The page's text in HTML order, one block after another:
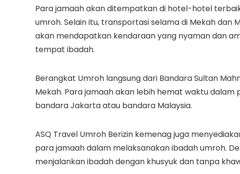
Para jamaah akan ditempatkan di hotel-hotel
umroh. Selain itu, transportasi selama di Mekah dan
akan mendapatkan kendaraan yang nyaman dan
tempat ibadah.
Berangkat Umroh langsung dari Bandara Sultan
Mekah. Para jamaah akan lebih hemat waktu
bandara Jakarta atau bandara Malaysia.
ASQ Travel Umroh Berizin kemenag juga
para jamaah dalam melaksanakan ibadah umroh.
menjalankan ibadah dengan khusyuk dan tanpa